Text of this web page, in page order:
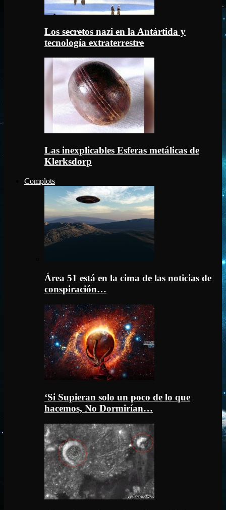
Los secretos nazi en la Antártida y
tecnología extraterrestre
Las inexplicables Esferas metálicas de
Klerksdorp
Complots
Área 51 está en la cima de las noticias de
conspiración…
‘Si Supieran solo un poco de lo que
hacemos, No Dormirían…